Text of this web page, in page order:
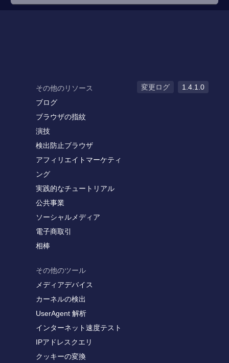
その他のリソース
ブログ
ブラウザの指紋
演技
検出防止ブラウザ
アフィリエイトマーケティ
ング
実践的なチュートリアル
公共事業
ソーシャルメディア
電子商取引
相棒
その他のツール
メディアデバイス
カーネルの検出
UserAgent 解析
インターネット速度テスト
IPアドレスクエリ
クッキーの変換
変更ログ 1.4.1.0